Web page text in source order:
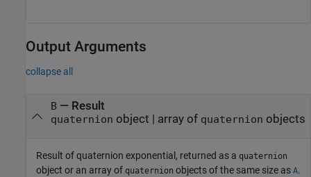
Output Arguments
collapse all
B— Result
quaternion object | array of quaternion objects
Result of quaternion exponential, returned as a quaternion
object or an array of quaternion objects of the same size as A.